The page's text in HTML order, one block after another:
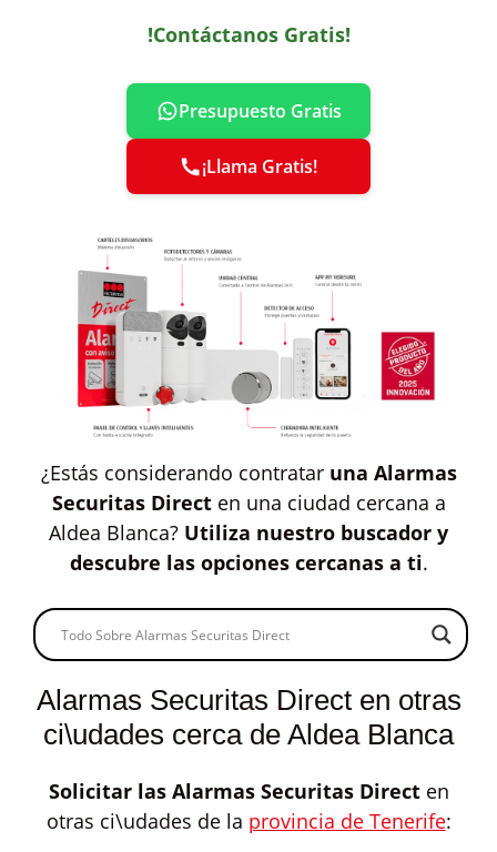
!Contáctanos Gratis!
Presupuesto Gratis
¡Llama Gratis!
¿Estás considerando contratar una Alarmas
Securitas Directen una ciudad cercana a
Aldea Blanca? Utiliza nuestro buscador y
descubre las opciones cercanas a ti.
Alarmas Securitas Direct en otras
ci\udades cerca de Aldea Blanca
Solicitar las Alarmas Securitas Directen
otras ci\udades de la provincia de Tenerife: